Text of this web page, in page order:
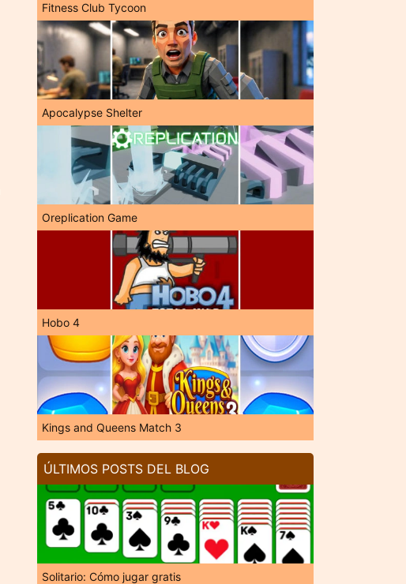
Fitness Club Tycoon
Apocalypse Shelter
Oreplication Game
Hobo 4
Kings and Queens Match 3
ÚLTIMOS POSTS DEL BLOG
Solitario: Cómo jugar gratis